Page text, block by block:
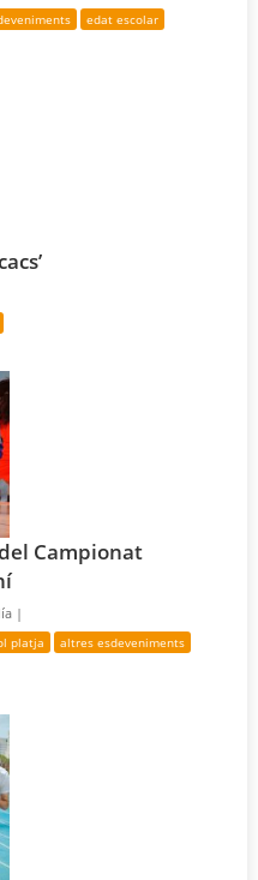
edat escolar
Campionat
|
platja
altres esdeveniments